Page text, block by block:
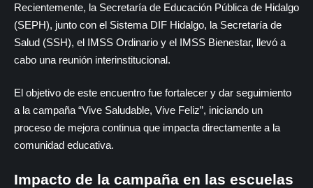
Recientemente, la Secretaría de Educación Pública de Hidalgo
(SEPH), junto con el Sistema DIF Hidalgo, la Secretaría de
Salud (SSH), el IMSS Ordinario y el IMSS Bienestar, llevó a
cabo una reunión interinstitucional.
El objetivo de este encuentro fue fortalecer y dar seguimiento
a la campaña “Vive Saludable, Vive Feliz”, iniciando un
proceso de mejora continua que impacta directamente a la
comunidad educativa.
Impacto de la campaña en las escuelas